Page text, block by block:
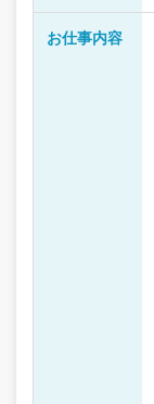
お仕事内容